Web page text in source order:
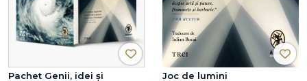
Pachet Genii, idei și
Joc de lumini